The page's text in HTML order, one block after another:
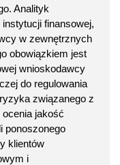
Analityk
finansowej,
w zewnętrznych
obowiązkiem jest
wnioskodawcy
do regulowania
związanego z
jakość
ponoszonego
klientów
i